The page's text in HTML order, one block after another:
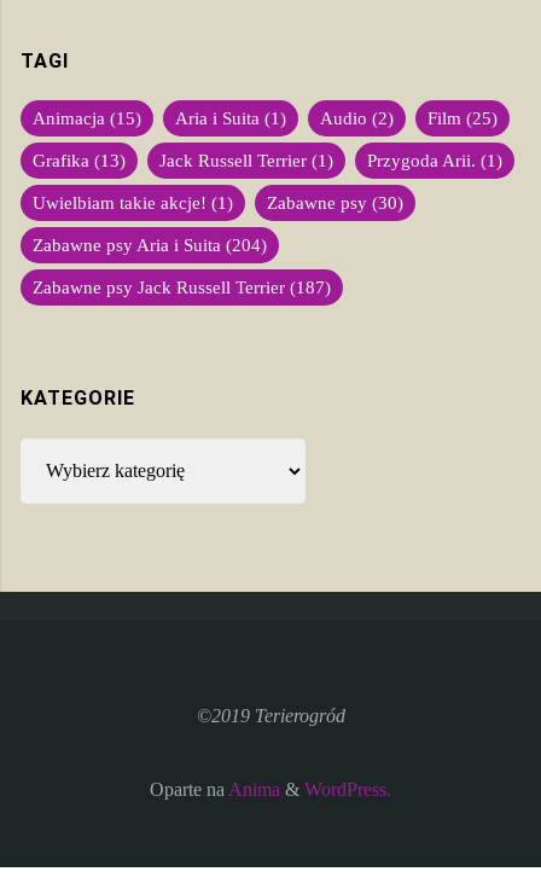
TAGI
Animacja (15) Aria i Suita (1) Audio (2) Film (25)
Grafika (13) Jack Russell Terrier (1) Przygoda Arii. (1)
Uwielbiam takie akcje! (1) Zabawne psy (30)
Zabawne psy Aria i Suita (204)
Zabawne psy Jack Russell Terrier (187)
KATEGORIE
©2019 Terierogród
Oparte naAnima & WordPress.